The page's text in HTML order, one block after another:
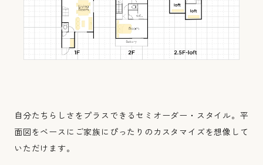
自分たちらしさをプラスできるセミオーダー・スタイル。平
面図をベースにご家族にぴったりのカスタマイズを想像して
いただけます。